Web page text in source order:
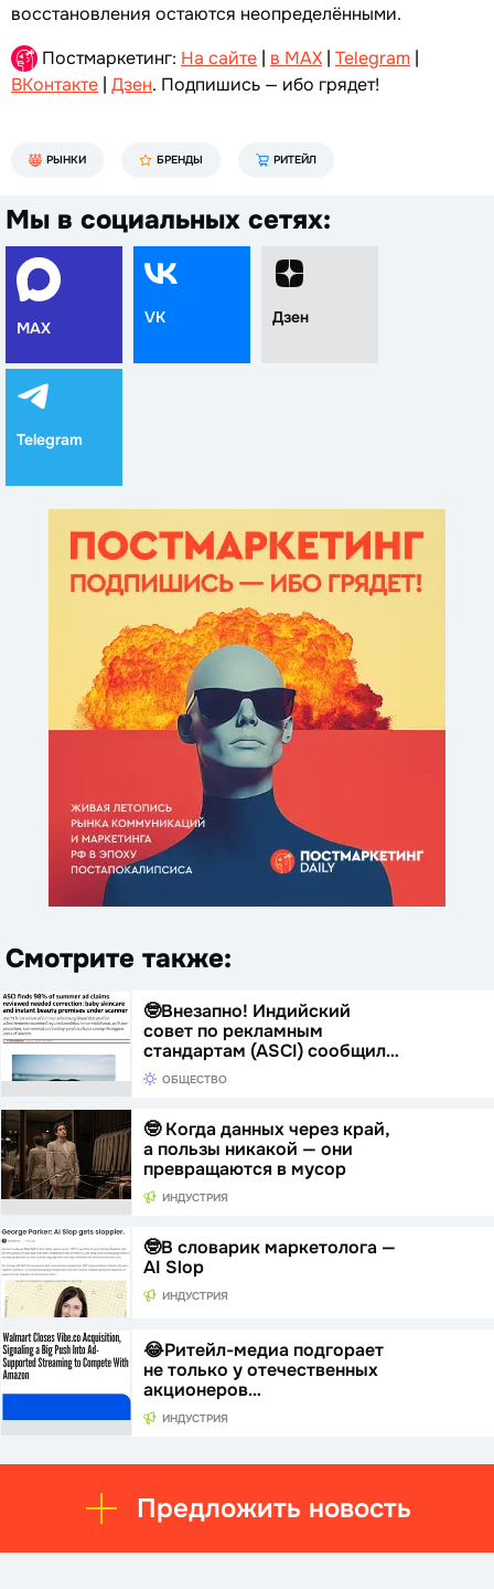
восстановления остаются неопределёнными.
Постмаркетинг: На сайте | в MAX | Telegram |
ВКонтакте | Дзен. Подпишись — ибо грядет!
РЫНКИ БРЕНДЫ РИТЕЙЛ
Мы в социальных сетях:
MAX
VK Дзен
Telegram
Смотрите также:
🤓Внезапно! Индийский
совет по рекламным
стандартам (ASCI) сообщил…
ОБЩЕСТВО
🤓 Когда данных через край,
а пользы никакой — они
превращаются в мусор
ИНДУСТРИЯ
🤓В словарик маркетолога —
AI Slop
ИНДУСТРИЯ
😂Ритейл-медиа подгорает
не только у отечественных
акционеров…
ИНДУСТРИЯ
Предложить новость